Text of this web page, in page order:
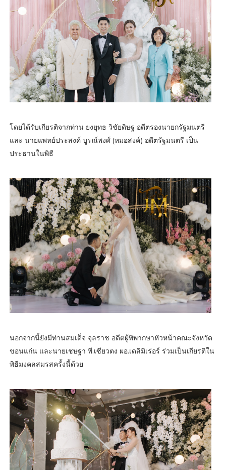
โดยได้รับเกียรติจากท่าน ยงยุทธ วิชัยดิษฐ อดีตรองนายกรัฐมนตรี
และ นายแพทย์ประสงค์ บูรณ์พงศ์ (หมอสงค์) อดีตรัฐมนตรี เป็น
ประธานในพิธี
นอกจากนี้ยังมีท่านสมเด็จ จุลราช อดีตผู้พิพากษาหัวหน้าคณะจังหวัด
ขอนแก่น และนายเชษฐา พี.เซียวตง ผอ.เดลิมิเร่อร์ ร่วมเป็นเกียรติใน
พิธีมงคลสมรสครั้งนี้ด้วย